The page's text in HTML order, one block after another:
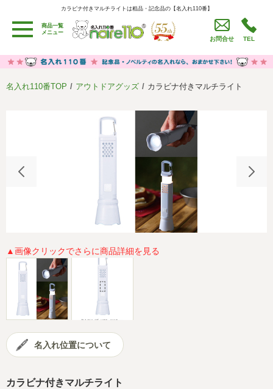
カラビナ付きマルチライトは粗品・記念品の【名入れ110番】
カラビナ付きマルチライトは粗品・記念品の【名入れ110番】
商品一覧
メニュー
お問合せ TEL
用途別カテゴリ
卒園・卒業記念品
労働組合・設立記念・周年記念
うちわ・扇子・ファン
イベント・パーティーグッズ
食品・お菓子
セール品グッズ
名入れについて
特定商取引法に基づく表記
著作権と推奨環境について プライバシーポリシー
よくある質問 採用情報
会社概要
名入れ110番TOP アウトドアグッズ カラビナ付きマルチライト
▲画像クリックでさらに商品詳細を見る
名入れ位置について
カラビナ付きマルチライト